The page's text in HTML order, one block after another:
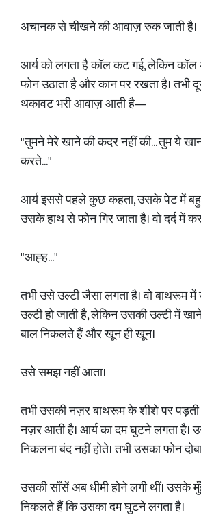
अचानक से चीखने की आवाज़ रुक जाती है।
आर्य को लगता है कॉल कट गई, लेकिन कॉल
फोन उठाता है और कान पर रखता है। तभी
थकावट भरी आवाज़ आती है—
"तुमने मेरे खाने की कदर नहीं की... तुम ये
करते..."
आर्य इससे पहले कुछ कहता, उसके पेट में बहुत
उसके हाथ से फोन गिर जाता है। वो दर्द में
"आह्ह..."
तभी उसे उल्टी जैसा लगता है। वो बाथरूम
उल्टी हो जाती है, लेकिन उसकी उल्टी में
बाल निकलते हैं और खून ही खून।
उसे समझ नहीं आता।
तभी उसकी नज़र बाथरूम के शीशे पर
नज़र आती है। आर्य का दम घुटने लगता है।
निकलना बंद नहीं होते। तभी उसका फोन
उसकी साँसें अब धीमी होने लगी थीं। उसके
निकलते हैं कि उसका दम घुटने लगता है।